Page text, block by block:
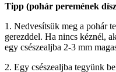
Tipp (pohár peremének
1. Nedvesítsük meg a pohár
gerezddel. Ha nincs kéznél,
egy csészealjba 2-3 mm
2. Egy csészealjba tegyünk